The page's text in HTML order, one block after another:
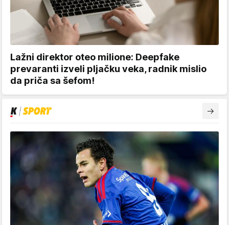
Lažni direktor oteo milione: Deepfake
prevaranti izveli pljačku veka, radnik mislio
da priča sa šefom!